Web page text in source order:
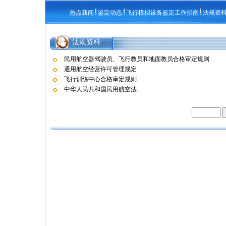
热点新闻 鉴定动态 飞行模拟设备鉴定工作指南 法规资
法规资料
民用航空器驾驶员、飞行教员和地面教员合格审定规则
通用航空经营许可管理规定
飞行训练中心合格审定规则
中华人民共和国民用航空法